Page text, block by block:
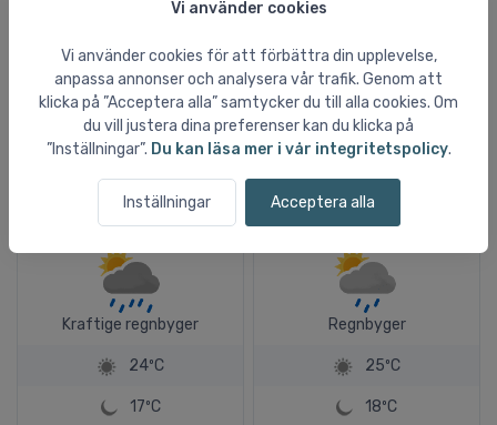
Vi använder cookies
Vi använder cookies för att förbättra din upplevelse,
anpassa annonser och analysera vår trafik. Genom att
klicka på ”Acceptera alla” samtycker du till alla cookies. Om
du vill justera dina preferenser kan du klicka på
”Inställningar”. Du kan läsa mer i vår integritetspolicy.
Inställningar Acceptera alla
16ºC
4,7 mm
1,8 m/s
sydvest
15ºC
0,2 mm
1,6 m/s
syd?st
Kraftige regnbyger
24ºC
17ºC
Regnbyger
25ºC
18ºC